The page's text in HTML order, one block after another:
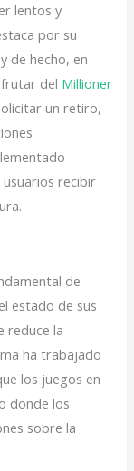
lentos y
por su
de hecho, en
del Millioner
un retiro,
recibir
de
estado de sus
reduce la
ha trabajado
los juegos en
donde los
sobre la